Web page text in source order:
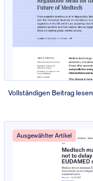
Vollständigen Beitrag lesen
Ausgewählter Artikel